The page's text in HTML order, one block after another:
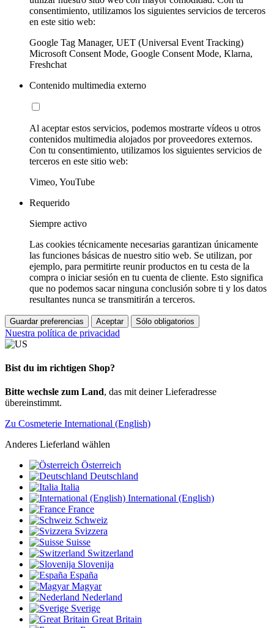
consentimiento, utilizamos los siguientes servicios de terceros
en este sitio web:
Google Tag Manager, UET (Universal Event Tracking)
Microsoft Consent Mode, Google Consent Mode, Klarna,
Freshchat
Contenido multimedia externo
Al aceptar estos servicios, podemos mostrarte vídeos u otros
contenidos multimedia alojados por proveedores externos.
Con tu consentimiento, utilizamos los siguientes servicios de
terceros en este sitio web:
Vimeo, YouTube
Requerido
Siempre activo
Las cookies técnicamente necesarias garantizan únicamente
las funciones básicas de nuestro sitio web. Se utilizan, por
ejemplo, para permitirte reunir productos en tu cesta de la
compra o iniciar sesión en tu cuenta de cliente. Esto significa
que no podemos sacar ninguna conclusión sobre ti y los datos
resultantes nunca se transmitirán a terceros.
Guardar preferencias Aceptar Sólo obligatorios
Nuestra política de privacidad
Bist du im richtigen Shop?
Bitte wechsle zum Land, das mit deiner Lieferadresse
übereinstimmt.
Zu Cosmeterie International (English)
Anderes Lieferland wählen
Österreich
Deutschland
Italia
International (English)
France
Schweiz
Svizzera
Suisse
Switzerland
Slovenija
España
Magyar
Nederland
Sverige
Great Britain